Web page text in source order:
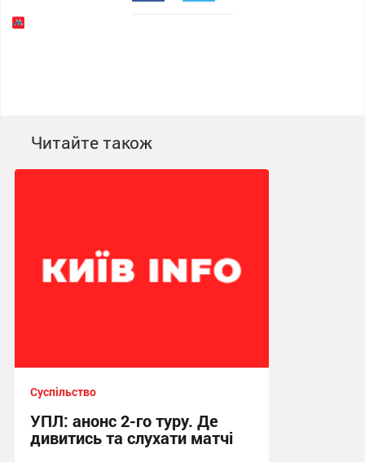
Читайте також
Суспільство
УПЛ: анонс 2-го туру. Де
дивитись та слухати матчі